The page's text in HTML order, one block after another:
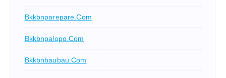
Bkkbnparepare.com
Bkkbnpalopo.com
Bkkbnbaubau.com